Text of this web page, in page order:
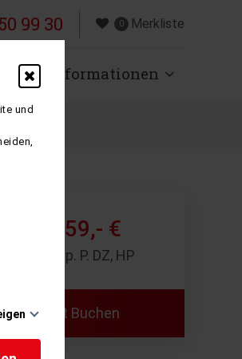
0 Merkliste
99 30
Informationen
759,- €
8 Tage p. P. DZ, HP
Jetzt Buchen
und